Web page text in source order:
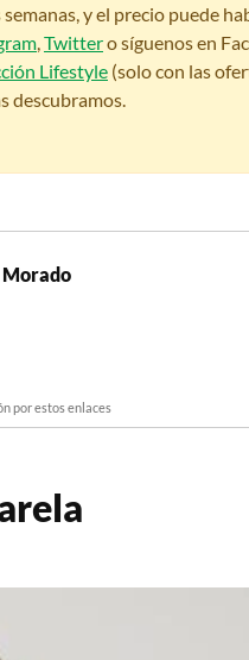
y el precio puede
Twittero síguenos en
Lifestyle (solo con las
descubramos.
por estos enlaces